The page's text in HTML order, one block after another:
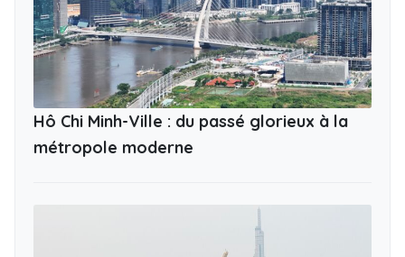
Hô Chi Minh-Ville : du passé glorieux à la
métropole moderne